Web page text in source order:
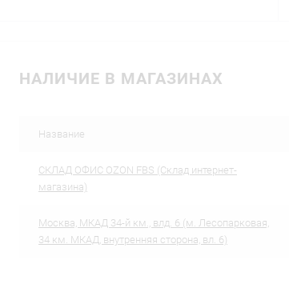
НАЛИЧИЕ В МАГАЗИНАХ
Название
CКЛАД ОФИС OZON FBS (Склад интернет-
магазина)
Москва, МКАД 34-й км., влд. 6 (м. Лесопарковая,
34 км. МКАД, внутренняя сторона, вл. 6)